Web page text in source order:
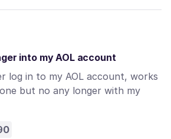
into my AOL account
log in to my AOL account, works
but no any longer with my